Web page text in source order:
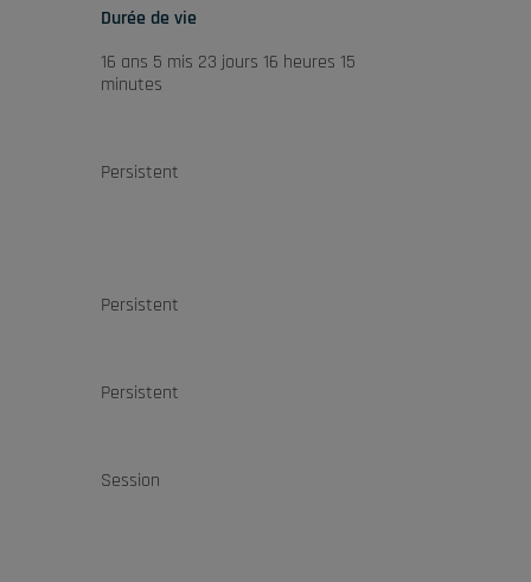
Durée de vie
16 ans 5 mis 23 jours 16 heures 15
minutes
Persistent
Persistent
Persistent
Session